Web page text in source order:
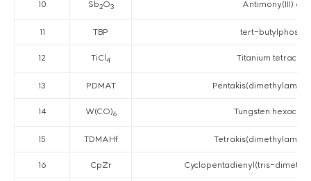
10 Sb2O3 Antimony(III)
11 TBP tert-
12 TiCl4 Titanium
13 PDMAT
14 W(CO)6 Tungsten
15 TDMAHf
16 CpZr Cyclopentadienyl(tris-